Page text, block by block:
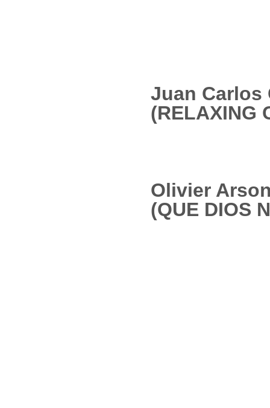
Juan Carlos
(RELAXING
Olivier
(QUE DIOS